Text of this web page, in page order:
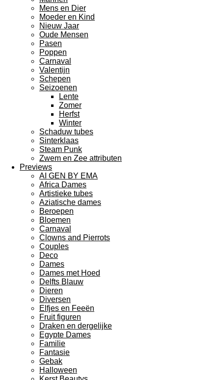
Mens en Dier
Moeder en Kind
Nieuw Jaar
Oude Mensen
Pasen
Poppen
Carnaval
Valentijn
Schepen
Seizoenen
Lente
Zomer
Herfst
Winter
Schaduw tubes
Sinterklaas
Steam Punk
Zwem en Zee attributen
Previews
AI GEN BY EMA
Africa Dames
Artistieke tubes
Aziatische dames
Beroepen
Bloemen
Carnaval
Clowns and Pierrots
Couples
Deco
Dames
Dames met Hoed
Delfts Blauw
Dieren
Diversen
Elfjes en Feeën
Fruit figuren
Draken en dergelijke
Egypte Dames
Familie
Fantasie
Gebak
Halloween